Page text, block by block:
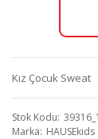
Kız Çocuk Sweat
Stok Kodu
Marka HAUSEkids